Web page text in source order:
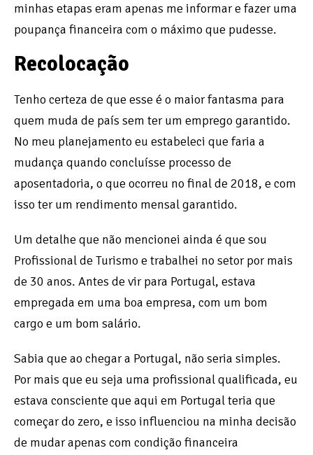
minhas etapas eram apenas me informar e fazer uma
poupança financeira com o máximo que pudesse.
Recolocação
Tenho certeza de que esse é o maior fantasma para
quem muda de país sem ter um emprego garantido.
No meu planejamento eu estabeleci que faria a
mudança quando concluísse processo de
aposentadoria, o que ocorreu no final de 2018, e com
isso ter um rendimento mensal garantido.
Um detalhe que não mencionei ainda é que sou
Profissional de Turismo e trabalhei no setor por mais
de 30 anos. Antes de vir para Portugal, estava
empregada em uma boa empresa, com um bom
cargo e um bom salário.
Sabia que ao chegar a Portugal, não seria simples.
Por mais que eu seja uma profissional qualificada, eu
estava consciente que aqui em Portugal teria que
começar do zero, e isso influenciou na minha decisão
de mudar apenas com condição financeira